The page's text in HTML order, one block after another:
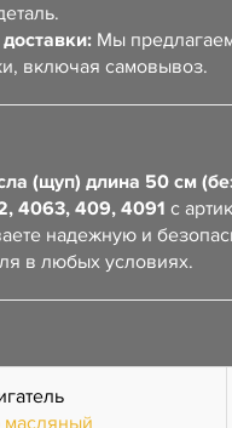
Мы
включая самовывоз.
(щуп) длина 50 см
4063, 409, 4091 с
надежную и
в любых условиях.
масляный